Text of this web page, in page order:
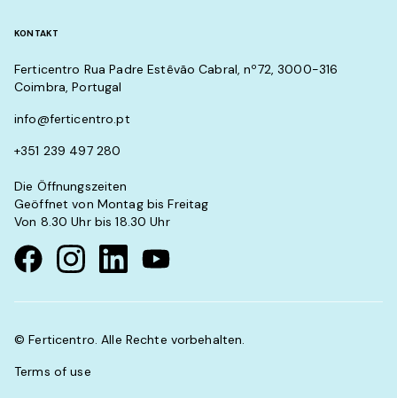
KONTAKT
Ferticentro Rua Padre Estêvão Cabral, nº72, 3000-316
Coimbra, Portugal
info@ferticentro.pt
+351 239 497 280
Die Öffnungszeiten
Geöffnet von Montag bis Freitag
Von 8.30 Uhr bis 18.30 Uhr
Visit our Facebook page
Visit our instagram page
Visit our linkedin page
Visit our youtube page
© Ferticentro. Alle Rechte vorbehalten.
Terms of use